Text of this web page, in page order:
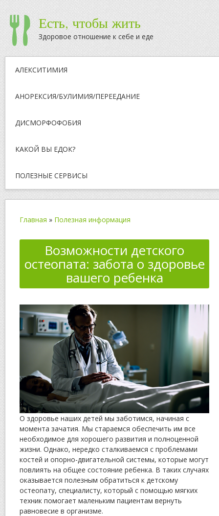
Есть, чтобы жить
Здоровое отношение к себе и еде
АЛЕКСИТИМИЯ
АНОРЕКСИЯ/БУЛИМИЯ/ПЕРЕЕДАНИЕ
ДИСМОРФОФОБИЯ
КАКОЙ ВЫ ЕДОК?
ПОЛЕЗНЫЕ СЕРВИСЫ
Главная » Полезная информация
Возможности детского
остеопата: забота о здоровье
вашего ребенка
О здоровье наших детей мы заботимся, начиная с
момента зачатия. Мы стараемся обеспечить им все
необходимое для хорошего развития и полноценной
жизни. Однако, нередко сталкиваемся с проблемами
костей и опорно-двигательной системы, которые могут
повлиять на общее состояние ребенка. В таких случаях
оказывается полезным обратиться к детскому
остеопату, специалисту, который с помощью мягких
техник помогает маленьким пациентам вернуть
равновесие в организме.